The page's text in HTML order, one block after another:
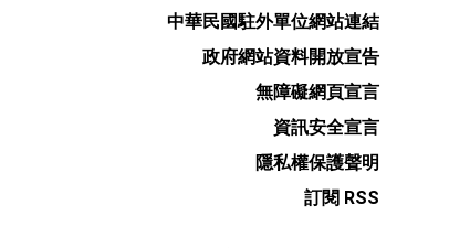
中華民國駐外單位網站連結
政府網站資料開放宣告
無障礙網頁宣言
資訊安全宣言
隱私權保護聲明
訂閱 RSS